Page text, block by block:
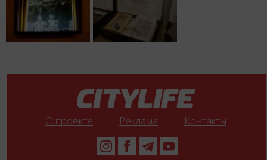
О проекте Реклама Контакты